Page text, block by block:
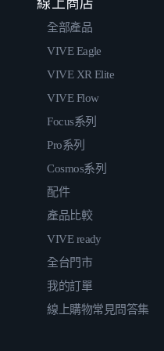
線上商店
全部產品
VIVE Eagle
VIVE XR Elite
VIVE Flow
Focus系列
Pro系列
Cosmos系列
配件
產品比較
VIVE ready
全台門市
我的訂單
線上購物常見問答集